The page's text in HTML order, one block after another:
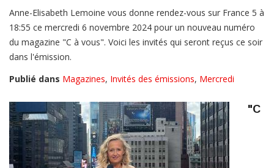
Anne-Elisabeth Lemoine vous donne rendez-vous sur France 5 à
18:55 ce mercredi 6 novembre 2024 pour un nouveau numéro
du magazine "C à vous". Voici les invités qui seront reçus ce soir
dans l'émission.
Publié dans Magazines, Invités des émissions, Mercredi
"C